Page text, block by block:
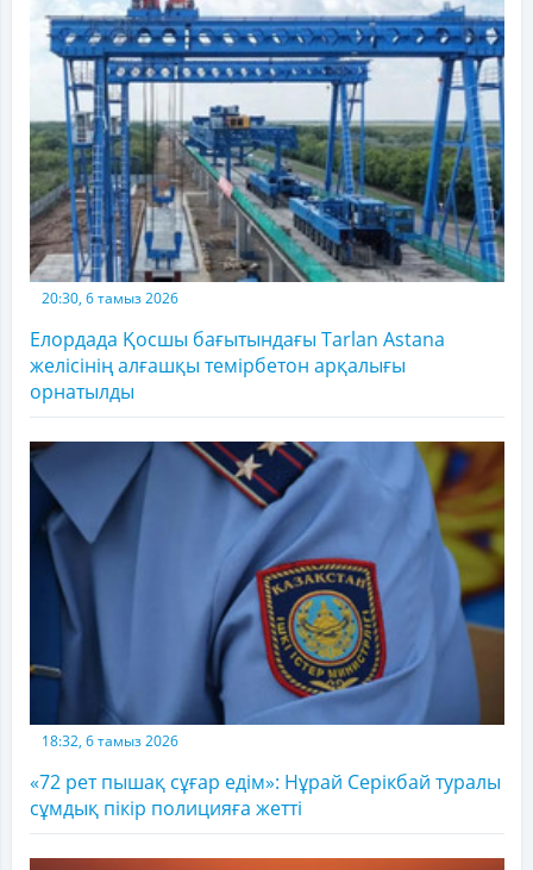
20:30, 6 тамыз 2026
Елордада Қосшы бағытындағы Tarlan Astana
желісінің алғашқы темірбетон арқалығы
орнатылды
18:32, 6 тамыз 2026
«72 рет пышақ сұғар едім»: Нұрай Серікбай туралы
сұмдық пікір полицияға жетті